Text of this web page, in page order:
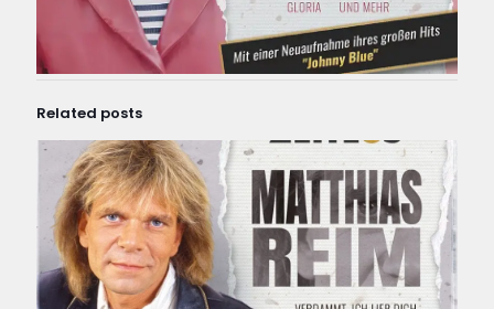
Related posts